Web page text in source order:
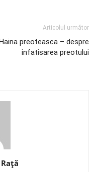
Articolul următor
preoteasca – despre
infatisarea preotului